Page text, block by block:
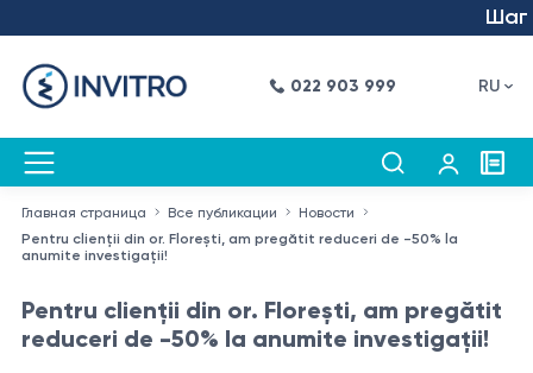
Шаг в
022 903 999 RU
Главная страница Все публикации
Новости
Pentru clienții din or. Florești, am pregătit reduceri de -50% la
anumite investigaţii!
Pentru clienții din or. Florești, am pregătit
reduceri de -50% la anumite investigaţii!